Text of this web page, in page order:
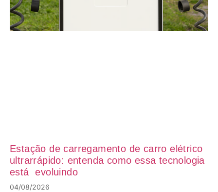
Estação de carregamento de carro elétrico
ultrarrápido: entenda como essa tecnologia
está evoluindo
04/08/2026